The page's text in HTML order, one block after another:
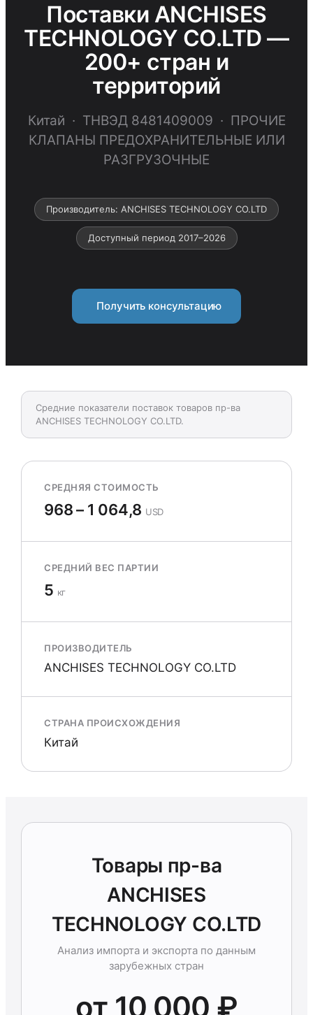
Поставки ANCHISES
TECHNOLOGY CO.LTD —
200+ стран и
территорий
Китай · ТНВЭД 8481409009 · ПРОЧИЕ
КЛАПАНЫ ПРЕДОХРАНИТЕЛЬНЫЕ ИЛИ
РАЗГРУЗОЧНЫЕ
Производитель: ANCHISES TECHNOLOGY CO.LTD
Доступный период 2017–2026
Получить консультацию
Средние показатели поставок товаров пр-ва
ANCHISES TECHNOLOGY CO.LTD.
СРЕДНЯЯ СТОИМОСТЬ
968 – 1 064,8 USD
СРЕДНИЙ ВЕС ПАРТИИ
5 кг
ПРОИЗВОДИТЕЛЬ
ANCHISES TECHNOLOGY CO.LTD
СТРАНА ПРОИСХОЖДЕНИЯ
Китай
Товары пр-ва
ANCHISES
TECHNOLOGY CO.LTD
Анализ импорта и экспорта по данным
зарубежных стран
от 10 000 ₽